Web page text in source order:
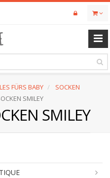
FÜRS BABY
SOCKEN
SMILEY
SMILEY